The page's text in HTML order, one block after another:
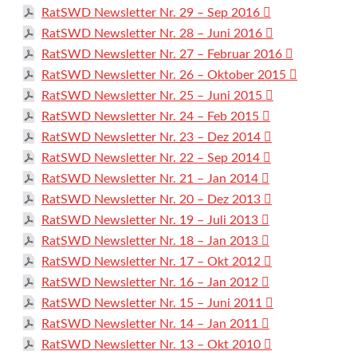
RatSWD Newsletter Nr. 29 – Sep 2016
RatSWD Newsletter Nr. 28 – Juni 2016
RatSWD Newsletter Nr. 27 – Februar 2016
RatSWD Newsletter Nr. 26 – Oktober 2015
RatSWD Newsletter Nr. 25 – Juni 2015
RatSWD Newsletter Nr. 24 – Feb 2015
RatSWD Newsletter Nr. 23 – Dez 2014
RatSWD Newsletter Nr. 22 – Sep 2014
RatSWD Newsletter Nr. 21 – Jan 2014
RatSWD Newsletter Nr. 20 – Dez 2013
RatSWD Newsletter Nr. 19 – Juli 2013
RatSWD Newsletter Nr. 18 – Jan 2013
RatSWD Newsletter Nr. 17 – Okt 2012
RatSWD Newsletter Nr. 16 – Jan 2012
RatSWD Newsletter Nr. 15 – Juni 2011
RatSWD Newsletter Nr. 14 – Jan 2011
RatSWD Newsletter Nr. 13 – Okt 2010